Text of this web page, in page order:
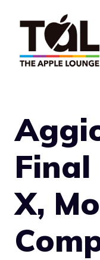
contenuto
Final
X,